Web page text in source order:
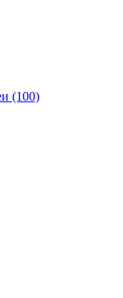
(100)